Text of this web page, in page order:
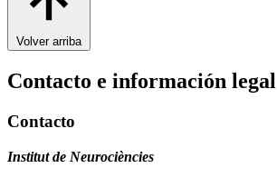
Volver arriba
Contacto e información legal
Contacto
Institut de Neurociències